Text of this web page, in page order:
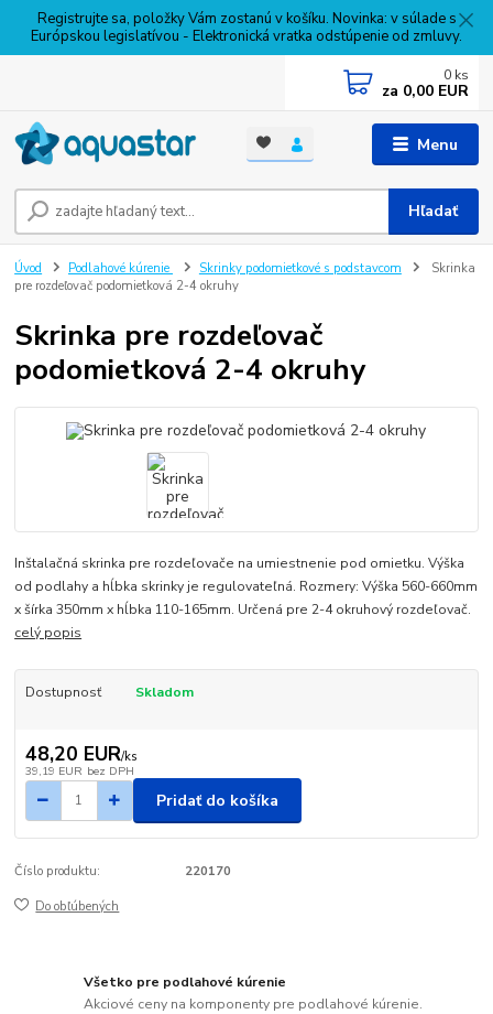
Registrujte sa, položky Vám zostanú v košíku. Novinka: v súlade s
Európskou legislatívou - Elektronická vratka odstúpenie od zmluvy.
Menu
Hľadať
0 ks
za 0,00 EUR
Úvod Podlahové kúrenie Skrinky podomietkové s podstavcom
Skrinka
pre rozdeľovač podomietková 2-4 okruhy
Skrinka pre rozdeľovač
podomietková 2-4 okruhy
Inštalačná skrinka pre rozdeľovače na umiestnenie pod omietku. Výška
od podlahy a hĺbka skrinky je regulovateľná. Rozmery: Výška 560-660mm
x šírka 350mm x hĺbka 110-165mm. Určená pre 2-4 okruhový rozdeľovač.
celý popis
Dostupnosť Skladom
48,20 EUR/ks
39,19 EUR bez DPH
Pridať do košíka
Číslo produktu: 220170
Do obľúbených
Všetko pre podlahové kúrenie
Akciové ceny na komponenty pre podlahové kúrenie.